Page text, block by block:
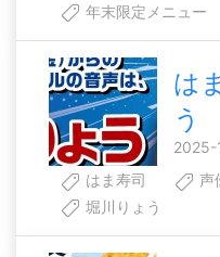
年末限定メニュー
は
う
2025-
はま寿司
声
堀川りょう